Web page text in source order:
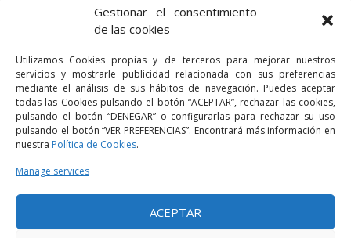
Gestionar el consentimiento
de las cookies
Utilizamos Cookies propias y de terceros para mejorar nuestros
servicios y mostrarle publicidad relacionada con sus preferencias
mediante el análisis de sus hábitos de navegación. Puedes aceptar
todas las Cookies pulsando el botón “ACEPTAR”, rechazar las cookies,
pulsando el botón “DENEGAR” o configurarlas para rechazar su uso
pulsando el botón “VER PREFERENCIAS”. Encontrará más información en
nuestra Política de Cookies.
Manage services
ACEPTAR
Via Augusta 2 bis, 3º, 08006 Barcelona
bcn@bellavistalegal.eu
GRANOLLERS
C/ Sant Jaume, 16 1r, 08401 Granollers (Bcn)
+34 93 860 39 60
grn@bellavistalegal.eu
MADRID
C/ Serrano 114, 2º izq. 28006 Madrid.
+34 91 431 98 21 | +34 91 431 98 95
mad@bellavistalegal.eu